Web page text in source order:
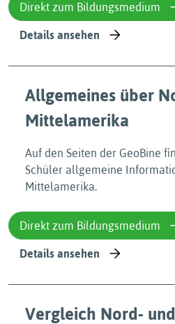
Direkt zum Bildungsmedium
Details ansehen
Allgemeines über
Mittelamerika
Auf den Seiten der GeoBine
Schüler allgemeine
Mittelamerika.
Direkt zum Bildungsmedium
Details ansehen
Vergleich Nord-